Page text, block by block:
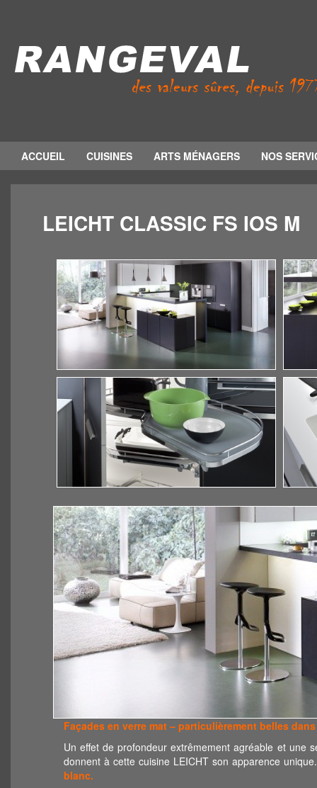
ACCUEIL CUISINES ARTS MÉNAGERS NOS
LEICHT CLASSIC FS IOS M
Façades en verre mat – particulièrement belles
Un effet de profondeur extrêmement agréable et une
donnent à cette cuisine LEICHT son apparence
blanc.